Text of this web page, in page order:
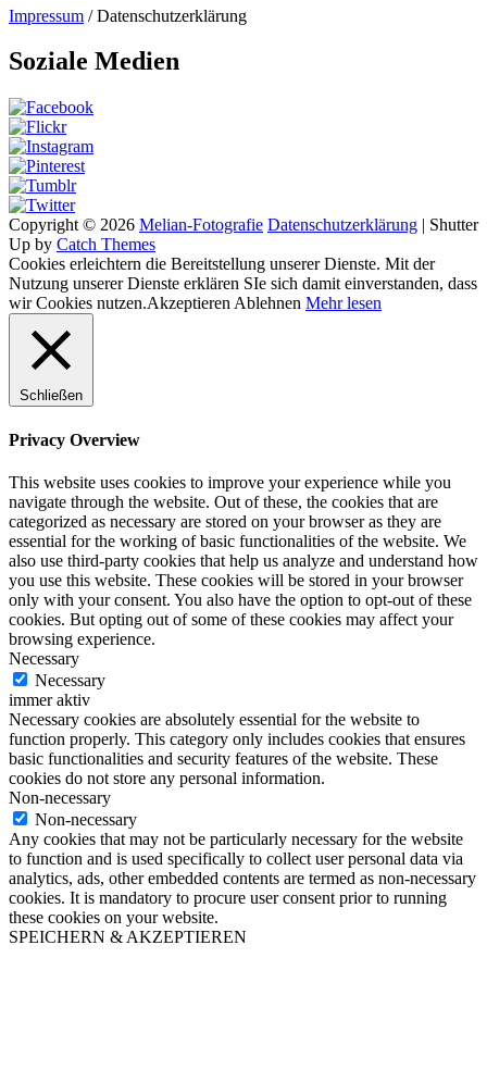
Impressum / Datenschutzerklärung
Soziale Medien
Copyright © 2026 Melian-Fotografie Datenschutzerklärung | Shutter
Up by Catch Themes
Cookies erleichtern die Bereitstellung unserer Dienste. Mit der
Nutzung unserer Dienste erklären SIe sich damit einverstanden, dass
wir Cookies nutzen.Akzeptieren Ablehnen Mehr lesen
Schließen
Privacy Overview
This website uses cookies to improve your experience while you
navigate through the website. Out of these, the cookies that are
categorized as necessary are stored on your browser as they are
essential for the working of basic functionalities of the website. We
also use third-party cookies that help us analyze and understand how
you use this website. These cookies will be stored in your browser
only with your consent. You also have the option to opt-out of these
cookies. But opting out of some of these cookies may affect your
browsing experience.
Necessary
Necessary
immer aktiv
Necessary cookies are absolutely essential for the website to
function properly. This category only includes cookies that ensures
basic functionalities and security features of the website. These
cookies do not store any personal information.
Non-necessary
Non-necessary
Any cookies that may not be particularly necessary for the website
to function and is used specifically to collect user personal data via
analytics, ads, other embedded contents are termed as non-necessary
cookies. It is mandatory to procure user consent prior to running
these cookies on your website.
SPEICHERN & AKZEPTIEREN